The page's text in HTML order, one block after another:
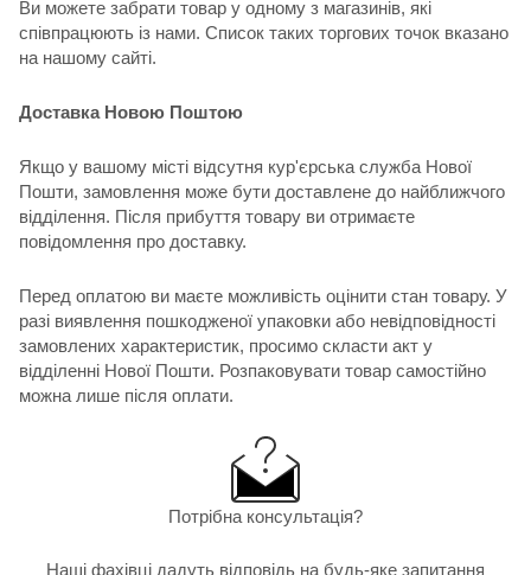
Ви можете забрати товар у одному з магазинів, які
співпрацюють із нами. Список таких торгових точок вказано
на нашому сайті.
Доставка Новою Поштою
Якщо у вашому місті відсутня кур'єрська служба Нової
Пошти, замовлення може бути доставлене до найближчого
відділення. Після прибуття товару ви отримаєте
повідомлення про доставку.
Перед оплатою ви маєте можливість оцінити стан товару. У
разі виявлення пошкодженої упаковки або невідповідності
замовлених характеристик, просимо скласти акт у
відділенні Нової Пошти. Розпаковувати товар самостійно
можна лише після оплати.
Потрібна консультація?
Наші фахівці дадуть відповідь на будь-яке запитання